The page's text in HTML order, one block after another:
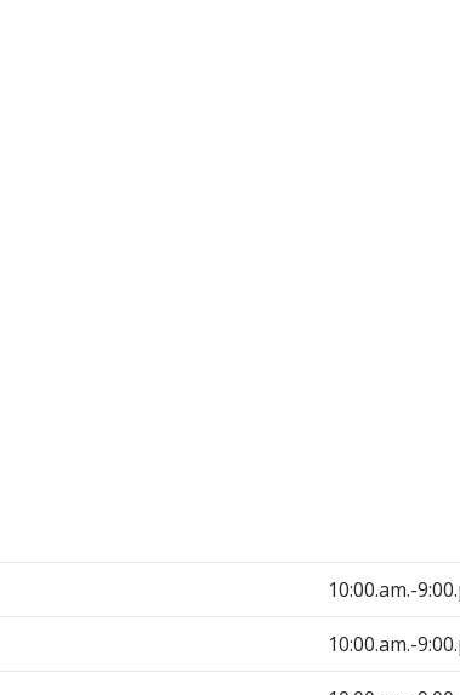
10:00.am.-
10:00.am.-